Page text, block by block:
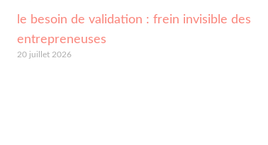
le besoin de validation : frein invisible des
entrepreneuses
20 juillet 2026